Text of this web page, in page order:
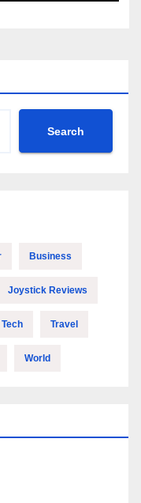
Search
Business
Joystick Reviews
Tech Travel
World